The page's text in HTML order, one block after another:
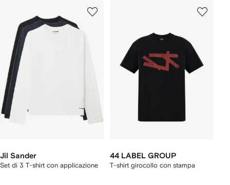
Jil Sander
Set di 3 T-shirt con applicazione
44 LABEL GROUP
T-shirt girocollo con stampa